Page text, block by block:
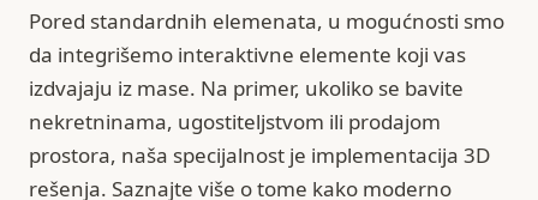
Pored standardnih elemenata, u mogućnosti smo
da integrišemo interaktivne elemente koji vas
izdvajaju iz mase. Na primer, ukoliko se bavite
nekretninama, ugostiteljstvom ili prodajom
prostora, naša specijalnost je implementacija 3D
rešenja. Saznajte više o tome kako moderno